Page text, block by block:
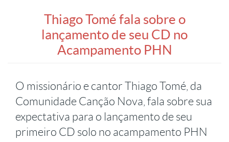
Thiago Tomé fala sobre o
lançamento de seu CD no
Acampamento PHN
O missionário e cantor Thiago Tomé, da
Comunidade Canção Nova, fala sobre sua
expectativa para o lançamento de seu
primeiro CD solo no acampamento PHN